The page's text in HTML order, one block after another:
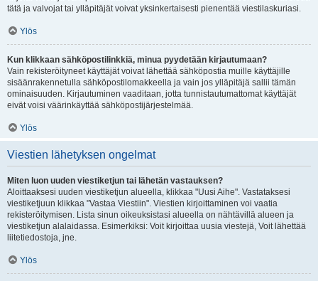
tätä ja valvojat tai ylläpitäjät voivat yksinkertaisesti pienentää viestilaskuriasi.
Ylös
Kun klikkaan sähköpostilinkkiä, minua pyydetään kirjautumaan?
Vain rekisteröityneet käyttäjät voivat lähettää sähköpostia muille käyttäjille
sisäänrakennetulla sähköpostilomakkeella ja vain jos ylläpitäjä sallii tämän
ominaisuuden. Kirjautuminen vaaditaan, jotta tunnistautumattomat käyttäjät
eivät voisi väärinkäyttää sähköpostijärjestelmää.
Ylös
Viestien lähetyksen ongelmat
Miten luon uuden viestiketjun tai lähetän vastauksen?
Aloittaaksesi uuden viestiketjun alueella, klikkaa "Uusi Aihe". Vastataksesi
viestiketjuun klikkaa "Vastaa Viestiin". Viestien kirjoittaminen voi vaatia
rekisteröitymisen. Lista sinun oikeuksistasi alueella on nähtävillä alueen ja
viestiketjun alalaidassa. Esimerkiksi: Voit kirjoittaa uusia viestejä, Voit lähettää
liitetiedostoja, jne.
Ylös